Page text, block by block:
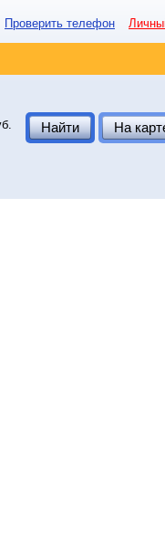
Проверить телефон
Найти На